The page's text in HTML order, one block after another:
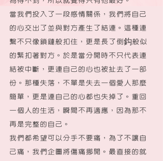
當我們投入了一段感情關係，我們將自己
的心交出了並與對方產生了結連。這種連
繫不只像鎖鏈般扣住，更是長了倒鈎般似
的緊扣著對方。於是當分開時不只代表連
結被中斷，更連自己的心也被扯去了一部
份。那種失落，不單是失去一個愛人那麼
簡單，更是連自己的心都也失掉了。重回
一個人的生活，瞬間不再適應，因為那不
再是完整的自己。
我們都希望可以分手不要痛，為了不讓自
己痛，我們企圖將傷痛挪開。最直接的就